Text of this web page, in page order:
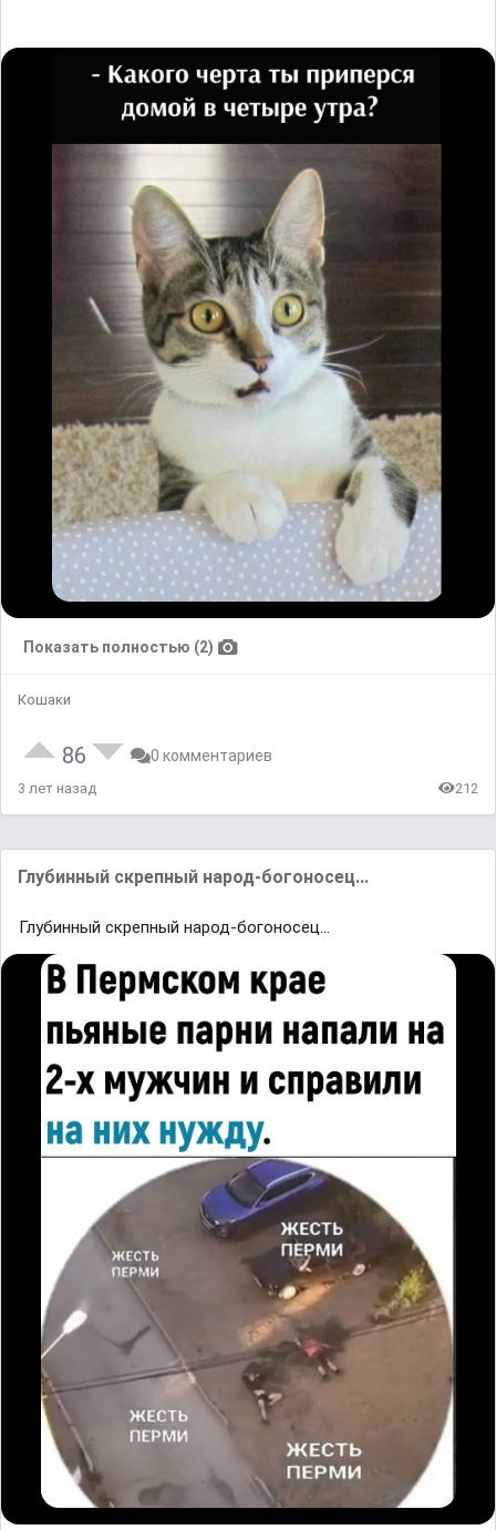
Показать полностью (2)
Кошаки
86 0 комментариев
3 лет назад 212
Глубинный скрепный народ-богоносец...
Глубинный скрепный народ-богоносец...